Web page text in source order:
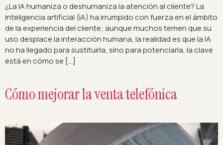
¿La IA humaniza o deshumaniza la atención al cliente? La
inteligencia artificial (IA) ha irrumpido con fuerza en el ámbito
de la experiencia del cliente; aunque muchos temen que su
uso desplace la interacción humana, la realidad es que la IA
no ha llegado para sustituirla, sino para potenciarla, la clave
está en cómo se […]
Cómo mejorar la venta telefónica